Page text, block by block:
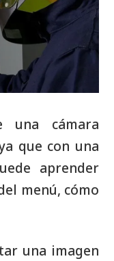
una cámara
que con una
aprender
menú, cómo
una imagen